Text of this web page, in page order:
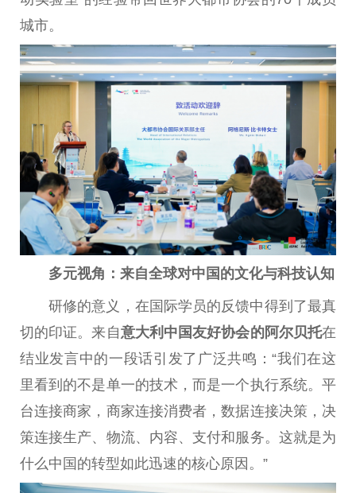
城市。
多元视角： 来自全球对中国 的文化与科技认知
研修的意义，在国际学员的反馈中得到了最真
切的印证。来自意大利 中国友好协会的阿尔贝托在
结业发言中的一段话引发了广泛共鸣：“我们在这
里看到的不是单一的技术，而是一个执行系统。 平
台连接商家，商家连接消费者，数据连接决策，决
策连接生产、物流、内容、支付和服务。这就是为
什么中国 的转型如此迅速的核心原因。”